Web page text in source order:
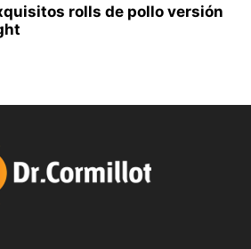
rolls de pollo versión